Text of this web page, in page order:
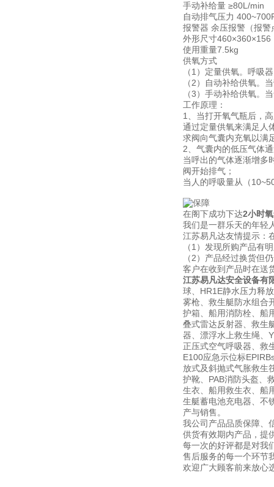
手动补给量 ≥80L/min
自动排气压力
报警器 余压报警（报警
外形尺寸460×360×156
使用重量7.5kg
供氧方式
（1）定量供氧。呼吸
（2）自动补给供氧。
（3）手动补给供氧。
工作原理：
1、当打开氧气瓶后，
通过定量供氧来满足人
求阀向气囊内充氧以满
2、气囊内的低压气体
当呼出的气体逐渐增多
阀开始排气；
当人的呼吸量从（
在阁下成功下达2小时
我们是一群乐天的年轻
江苏易凡达友情提示：
（1）发现所购产品有
（2）产品经过换货但
客户在收到产品时在送
江苏易凡达安全设备有
球、HR1E静水压力释
雾枪、救生艇防水组合
护箱、船用消防栓、船
叠式雷达反射器、救生
器、漂浮水上救生绳、
正压式空气呼吸器、救
E100应急示位标
放式及斜抛式气胀救生
护靴、PAB消防头盔、
生衣、船用救生衣、船
生艇蓄电池充电器、不
产与销售。
我公司产品品质保障、
供货有效期内产品，提
每一次的好评都是对我
售后服务的每一个环节
欢迎广大顾客前来放心